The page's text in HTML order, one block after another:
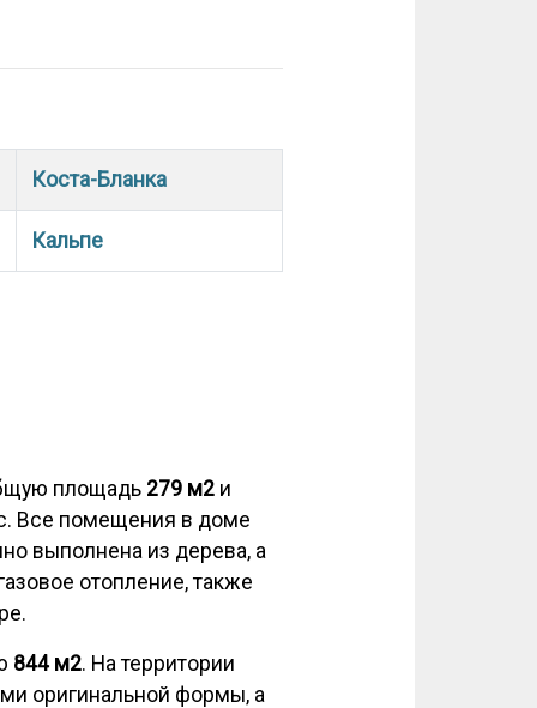
Коста-Бланка
Кальпе
площадь 279 м2 и
Все помещения в доме
выполнена из дерева, а
отопление, также
844 м2. На территории
оригинальной формы, а